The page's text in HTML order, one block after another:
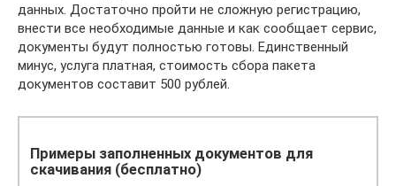
данных. Достаточно пройти не сложную регистрацию,
внести все необходимые данные и как сообщает сервис,
документы будут полностью готовы. Единственный
минус, услуга платная, стоимость сбора пакета
документов составит 500 рублей.
Примеры заполненных документов для
скачивания (бесплатно)